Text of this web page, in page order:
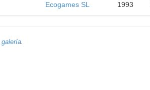
Ecogames SL 1993
galería.